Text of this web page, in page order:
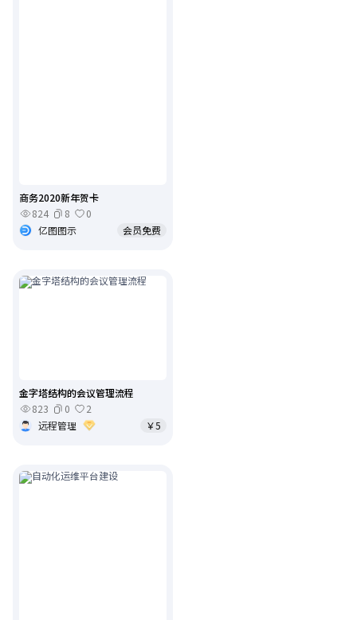
商务2020新年贺卡
824
8
0
亿图图示
会员免费
金字塔结构的会议管理流程
823
0
2
远程管理
￥5